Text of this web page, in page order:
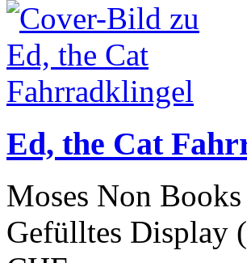
Ed, the Cat
Moses Non Books
Gefülltes Display